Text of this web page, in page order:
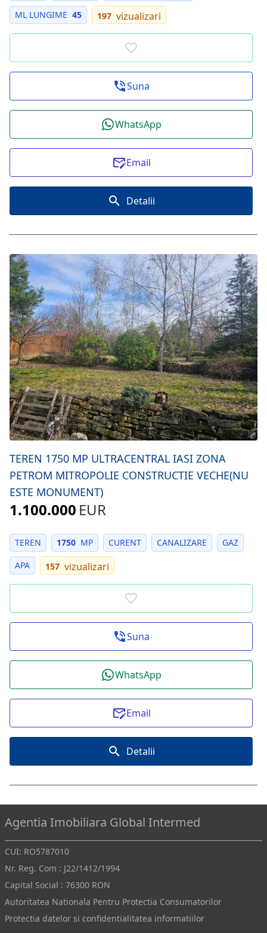
ML LUNGIME 45 vizualizari
197
Suna
WhatsApp
Email
Detalii
TEREN 1750 MP ULTRACENTRAL IASI ZONA
PETROM MITROPOLIE CONSTRUCTIE VECHE(NU
ESTE MONUMENT)
1.100.000 EUR
TEREN MP
1750 CURENT CANALIZARE
GAZ
APA
vizualizari
157
Suna
WhatsApp
Email
Detalii
Agentia Imobiliara Global Intermed
CUI: RO5787010
Nr. Reg. Com : J22/1412/1994
Capital Social : 76300 RON
Autoritatea Nationala Pentru Protectia Consumatorilor
Protectia datelor si confidentialitatea informatiilor